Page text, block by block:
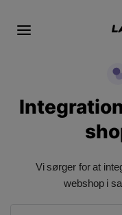
Vi sørger for at
webshop i